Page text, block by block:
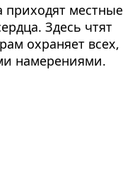
приходят местные
Здесь чтят
охраняет всех,
намерениями.